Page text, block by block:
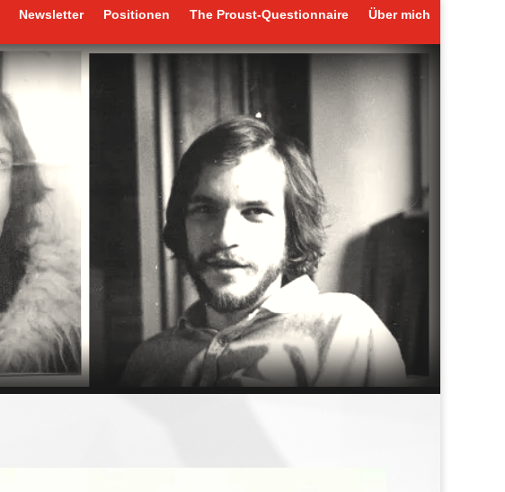
Newsletter Positionen The Proust-Questionnaire Über mich
Newsletter Positionen The Proust-Questionnaire Über mich